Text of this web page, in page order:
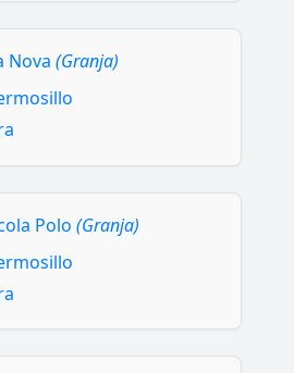
Nova (Granja)
Polo (Granja)